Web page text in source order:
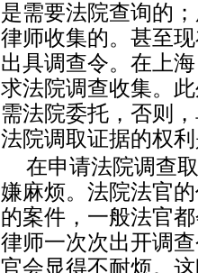
是需要法院查询的
律师收集的。甚至
出具调查令。在上
求法院调查收集。
需法院委托，否则
法院调取证据的权
在申请法院调查
嫌麻烦。法院法官
的案件，一般法官
律师一次次出开调
官会显得不耐烦。